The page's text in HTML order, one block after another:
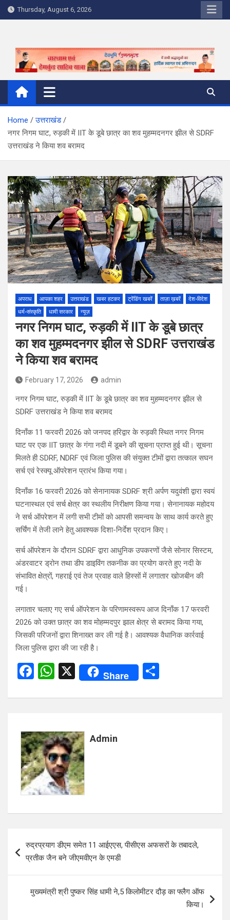
Skip
to
Thursday, August 6, 2026
Home
उत्तराखंड
नगर निगम घाट, रुड़की में IIT के डूबे छात्र का शव मुहम्मदनगर झील से SDRF
उत्तराखंड ने किया शव बरामद
अपराध आपका शहर उत्तराखंड खबर हटकर ट्रेंडिंग खबरें ताज़ा ख़बरें
देश-विदेश
धर्म-संस्कृति
धामी सरकार न्यूज़
नगर निगम घाट, रुड़की में IIT के डूबे छात्र
का शव मुहम्मदनगर झील से SDRF उत्तराखंड
ने किया शव बरामद
February 17, 2026 admin
नगर निगम घाट, रुड़की में IIT के डूबे छात्र का शव मुहम्मदनगर झील से
SDRF उत्तराखंड ने किया शव बरामद
दिनाँक 11 फरवरी 2026 को जनपद हरिद्वार के रुड़की स्थित नगर निगम
घाट पर एक IIT छात्र के गंगा नदी में डूबने की सूचना प्राप्त हुई थी। सूचना
मिलते ही SDRF, NDRF एवं जिला पुलिस की संयुक्त टीमों द्वारा तत्काल सघन
सर्च एवं रेस्क्यू ऑपरेशन प्रारंभ किया गया।
दिनाँक 16 फरवरी 2026 को सेनानायक SDRF श्री अर्पण यदुवंशी द्वारा स्वयं
घटनास्थल एवं सर्च क्षेत्र का स्थलीय निरीक्षण किया गया। सेनानायक महोदय
ने सर्च ऑपरेशन में लगी सभी टीमों को आपसी समन्वय के साथ कार्य करते हुए
सर्चिंग में तेजी लाने हेतु आवश्यक दिशा-निर्देश प्रदान किए।
सर्च ऑपरेशन के दौरान SDRF द्वारा आधुनिक उपकरणों जैसे सोनार सिस्टम,
अंडरवाटर ड्रोन तथा डीप डाइविंग तकनीक का प्रयोग करते हुए नदी के
संभावित क्षेत्रों, गहराई एवं तेज प्रवाह वाले हिस्सों में लगातार खोजबीन की
गई।
लगातार चलाए गए सर्च ऑपरेशन के परिणामस्वरूप आज दिनाँक 17 फरवरी
2026 को उक्त छात्र का शव मोहम्मदपुर झाल क्षेत्र से बरामद किया गया,
जिसकी परिजनों द्वारा शिनाख्त कर ली गई है। आवश्यक वैधानिक कार्रवाई
जिला पुलिस द्वारा की जा रही है।
F
ce
o
o
k
W
at
A
p
p
X Share
ar
Admin
navigation
रुद्रप्रयाग डीएम समेत 11 आईएएस, पीसीएस अफसरों के तबादले,
प्रतीक जैन बने जीएमवीएन के एमडी
मुख्यमंत्री श्री पुष्कर सिंह धामी ने,5 किलोमीटर दौड़ का फ्लैग ऑफ
किया।